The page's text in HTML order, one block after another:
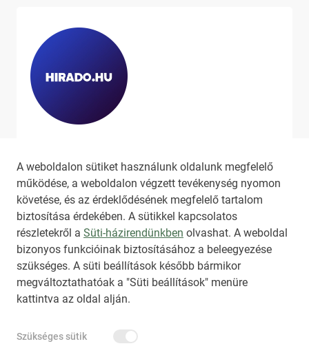
A weboldalon sütiket használunk oldalunk megfelelő
működése, a weboldalon végzett tevékenység nyomon
követése, és az érdeklődésének megfelelő tartalom
biztosítása érdekében. A sütikkel kapcsolatos
részletekről a Süti-házirendünkben olvashat. A weboldal
bizonyos funkcióinak biztosításához a beleegyezése
szükséges. A süti beállítások később bármikor
megváltoztathatóak a "Süti beállítások" menüre
kattintva az oldal alján.
Szükséges sütik
látni, látogassa meg ahirado.hu
oldalát!
HIRADO.HU MEDIAKLIKK.HU
M4SPORT.HU NEMZETISPORT.HU
IMPRESSZUM